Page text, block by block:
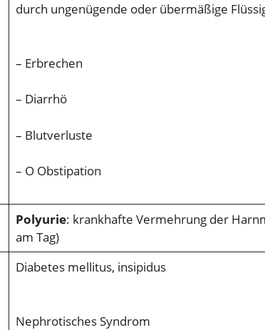
durch ungenügende oder übermäßige
– Erbrechen
– Diarrhö
– Blutverluste
– O Obstipation
Polyurie: krankhafte Vermehrung der
am Tag)
Diabetes mellitus, insipidus
Nephrotisches Syndrom